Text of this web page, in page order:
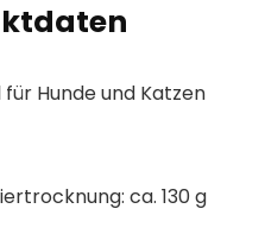
Hunde und Katzen
ca. 130 g